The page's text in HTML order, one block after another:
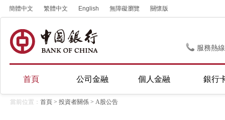
簡體中文 繁體中文 English 無障礙瀏覽 關懷版
服務熱
首頁 公司金融 個人金融 銀行
當前位置： 首頁 > 投資者關係 > A股公告